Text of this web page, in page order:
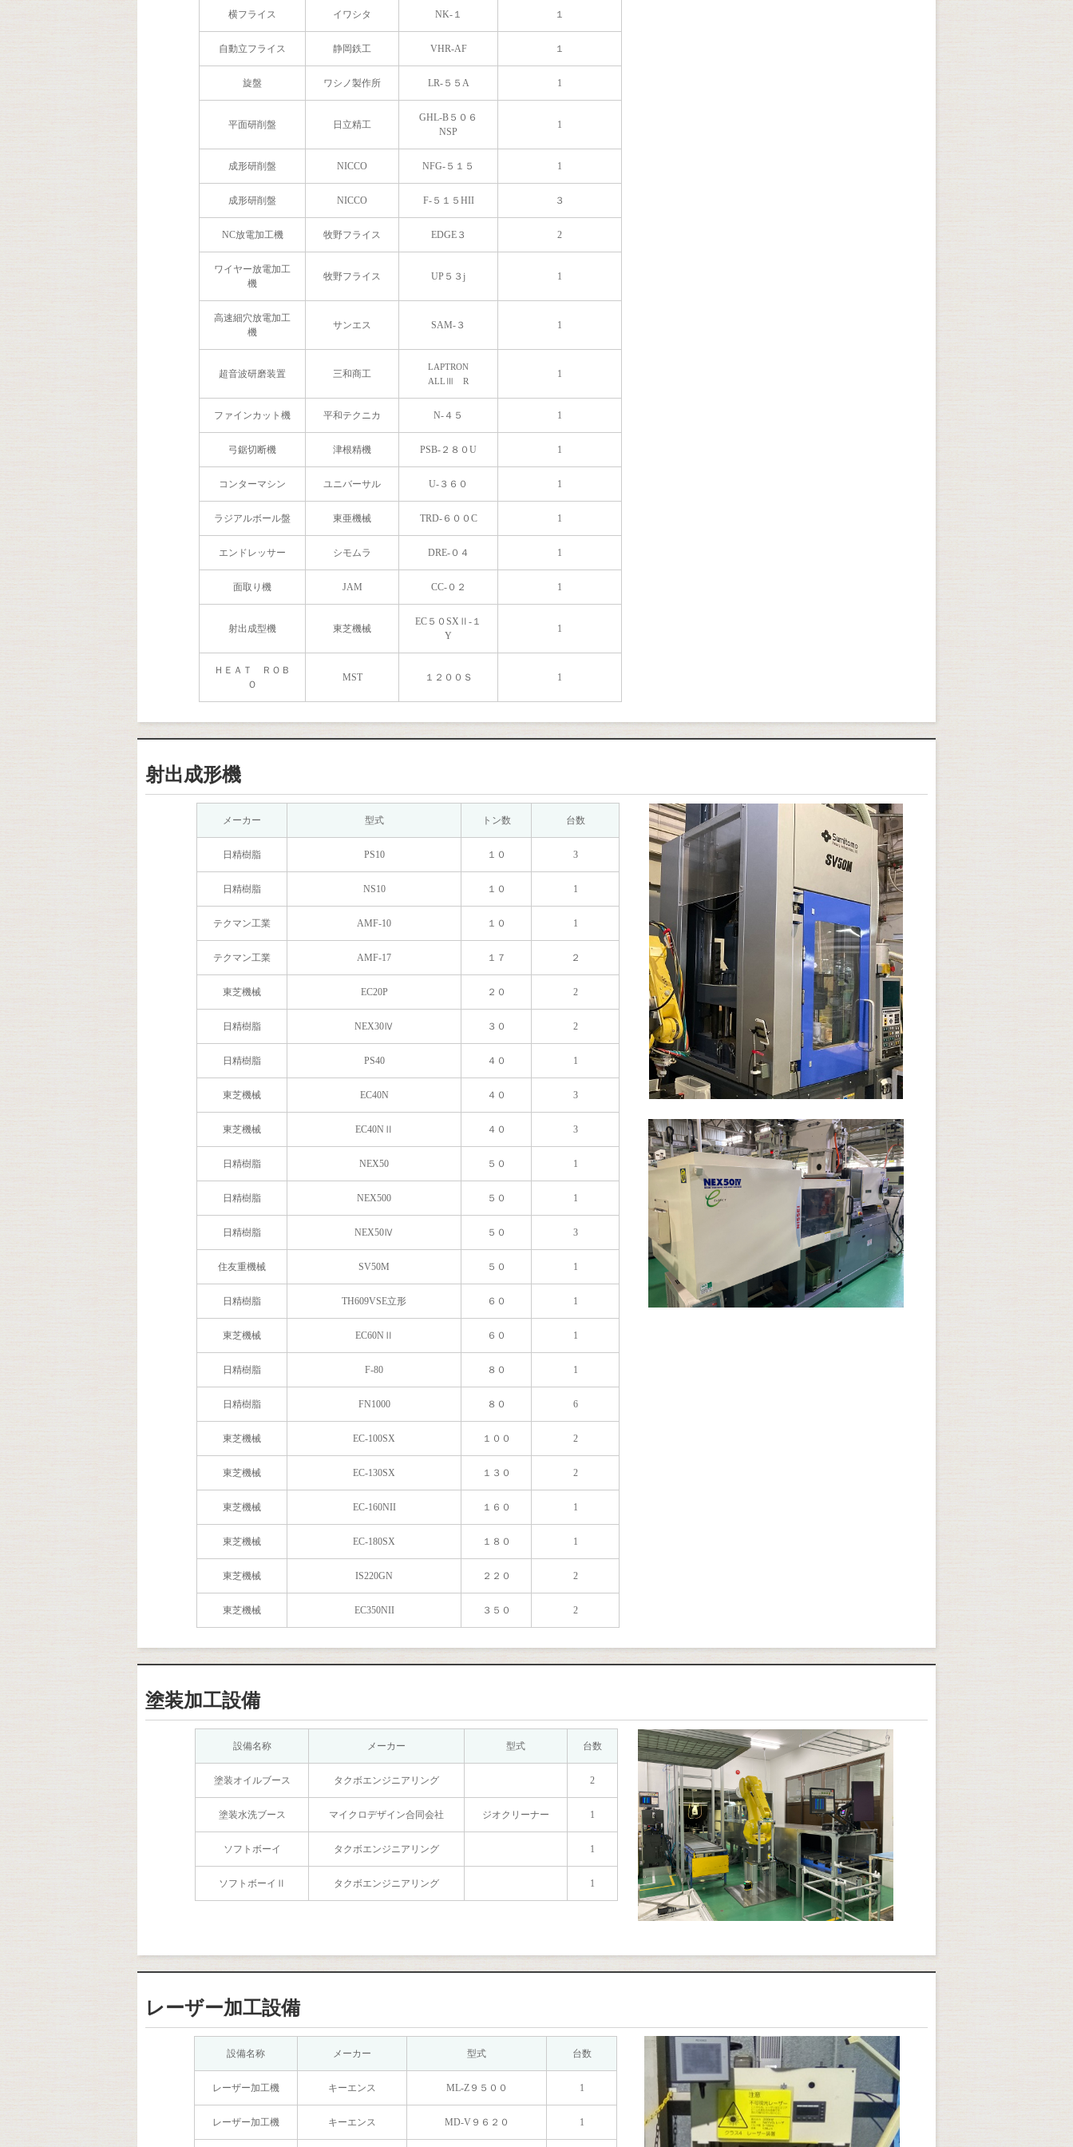
横フライス イワシタ NK-１ １
自動立フライス 静岡鉄工 VHR-AF １
旋盤 ワシノ製作所 LR-５５A 1
平面研削盤 日立精工
GHL-B５０６
NSP
1
成形研削盤 NICCO NFG-５１５ 1
成形研削盤 NICCO F-５１５HII ３
NC放電加工機 牧野フライス EDGE３ 2
ワイヤー放電加工
機
牧野フライス UP５３j 1
高速細穴放電加工
機
サンエス SAM-３ 1
超音波研磨装置 三和商工
LAPTRON
ALLⅢ R
1
ファインカット機 平和テクニカ N-４５ 1
弓鋸切断機 津根精機 PSB-２８０U 1
コンターマシン ユニバーサル U-３６０ 1
ラジアルボール盤 東亜機械 TRD-６００C 1
エンドレッサー シモムラ DRE-０４ 1
面取り機 JAM CC-０２ 1
射出成型機 東芝機械
EC５０SXⅡ-１
Y
1
ＨＥＡＴ ＲＯＢ
Ｏ
MST １２００Ｓ 1
射出成形機
メーカー 型式 トン数 台数
日精樹脂 PS10 １０ 3
日精樹脂 NS10 １０ 1
テクマン工業 AMF-10 １０ 1
テクマン工業 AMF-17 １７ ２
東芝機械 EC20P ２０ 2
日精樹脂 NEX30Ⅳ ３０ 2
日精樹脂 PS40 ４０ 1
東芝機械 EC40N ４０ 3
東芝機械 EC40NⅡ ４０ 3
日精樹脂 NEX50 ５０ 1
日精樹脂 NEX500 ５０ 1
日精樹脂 NEX50Ⅳ ５０ 3
住友重機械 SV50M ５０ 1
日精樹脂 TH609VSE立形 ６０ 1
東芝機械 EC60NⅡ ６０ 1
日精樹脂 F-80 ８０ 1
日精樹脂 FN1000 ８０ 6
東芝機械 EC-100SX １００ 2
東芝機械 EC-130SX １３０ 2
東芝機械 EC-160NII １６０ 1
東芝機械 EC-180SX １８０ 1
東芝機械 IS220GN ２２０ 2
東芝機械 EC350NII ３５０ 2
塗装加工設備
設備名称 メーカー 型式 台数
塗装オイルブース タクボエンジニアリング 2
塗装水洗ブース マイクロデザイン合同会社 ジオクリーナー 1
ソフトボーイ タクボエンジニアリング 1
ソフトボーイⅡ タクボエンジニアリング 1
レーザー加工設備
設備名称 メーカー 型式 台数
レーザー加工機 キーエンス ML-Z９５００ 1
レーザー加工機 キーエンス MD-V９６２０ 1